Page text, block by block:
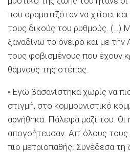
που οραματιζόταν να χτίσει
τους δικούς του ρυθμούς. (…)
ξαναδίνω το όνειρο και με την
τους φοβισμένους που έχουν
θάμνους της στέπας.
• Εγώ βασανίστηκα χωρίς να
στιγμή, στο κομμουνιστικό
αρνήθηκα. Πάλεψα μαζί του. Οι
απογοήτευσαν. Απ’ όλους τους
πιο μετριοπαθής. Συνέδεσα